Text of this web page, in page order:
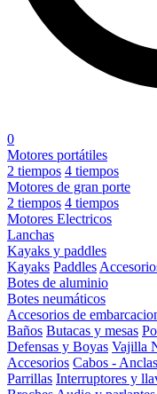
0
Motores portátiles
2 tiempos 4 tiempos
Motores de gran porte
2 tiempos 4 tiempos
Motores Electricos
Lanchas
Kayaks y paddles
Kayaks Paddles
Botes de aluminio
Botes neumáticos
Accesorios de
Baños Butacas y mesas
Defensas y Boyas Vajilla
Accesorios Cabos -
Parrillas Interruptores y